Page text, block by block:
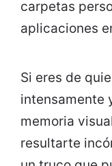
carpetas
aplicaciones
Si eres de
intensamente
memoria
resultarte